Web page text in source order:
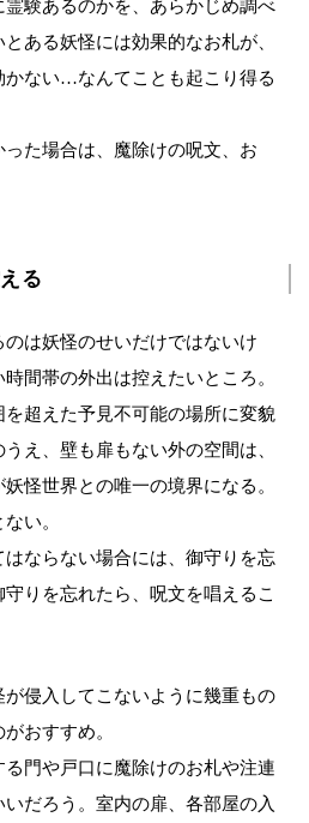
験あるのかを、あらかじめ調べ
ある妖怪には効果的なお札が、
かない…なんてことも起こり得る
た場合は、魔除けの呪文、お
る
は妖怪のせいだけではないけ
間帯の外出は控えたいところ。
超えた予見不可能の場所に変貌
え、壁も扉もない外の空間は、
怪世界との唯一の境界になる。
い。
ならない場合には、御守りを忘
りを忘れたら、呪文を唱えるこ
侵入してこないように幾重もの
おすすめ。
門や戸口に魔除けのお札や注連
いだろう。室内の扉、各部屋の入